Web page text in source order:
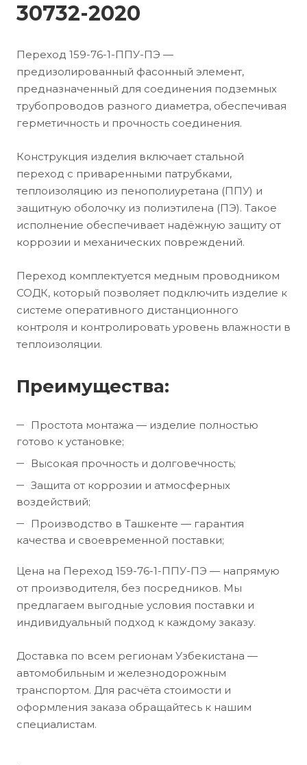
30732-2020
Переход 159-76-1-ППУ-ПЭ —
предизолированный фасонный элемент,
предназначенный для соединения подземных
трубопроводов разного диаметра, обеспечивая
герметичность и прочность соединения.
Конструкция изделия включает стальной
переход с приваренными патрубками,
теплоизоляцию из пенополиуретана (ППУ) и
защитную оболочку из полиэтилена (ПЭ). Такое
исполнение обеспечивает надёжную защиту от
коррозии и механических повреждений.
Переход комплектуется медным проводником
СОДК, который позволяет подключить изделие к
системе оперативного дистанционного
контроля и контролировать уровень влажности в
теплоизоляции.
Преимущества:
Простота монтажа — изделие полностью
готово к установке;
Высокая прочность и долговечность;
Защита от коррозии и атмосферных
воздействий;
Производство в Ташкенте — гарантия
качества и своевременной поставки;
Цена на Переход 159-76-1-ППУ-ПЭ — напрямую
от производителя, без посредников. Мы
предлагаем выгодные условия поставки и
индивидуальный подход к каждому заказу.
Доставка по всем регионам Узбекистана —
автомобильным и железнодорожным
транспортом. Для расчёта стоимости и
оформления заказа обращайтесь к нашим
специалистам.